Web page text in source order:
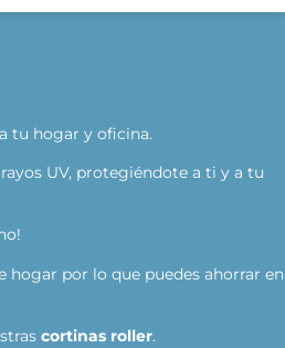
tu hogar y oficina.
UV, protegiéndote a ti y a tu
por lo que puedes ahorrar en
cortinas roller.